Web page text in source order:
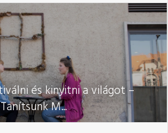
és kinyitni a világot –
Tanítsunk M...